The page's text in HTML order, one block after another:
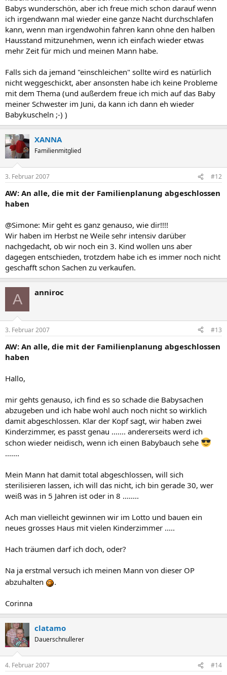
Babys wunderschön, aber ich freue mich schon darauf wenn
ich irgendwann mal wieder eine ganze Nacht durchschlafen
kann, wenn man irgendwohin fahren kann ohne den halben
Hausstand mitzunehmen, wenn ich einfach wieder etwas
mehr Zeit für mich und meinen Mann habe.
Falls sich da jemand "einschleichen" sollte wird es natürlich
nicht weggeschickt, aber ansonsten habe ich keine Probleme
mit dem Thema (und außerdem freue ich mich auf das Baby
meiner Schwester im Juni, da kann ich dann eh wieder
Babykuscheln ;-) )
XANNA
Familienmitglied
3. Februar 2007 #12
AW: An alle, die mit der Familienplanung abgeschlossen
haben
@Simone: Mir geht es ganz genauso, wie dir!!!!
Wir haben im Herbst ne Weile sehr intensiv darüber
nachgedacht, ob wir noch ein 3. Kind wollen uns aber
dagegen entschieden, trotzdem habe ich es immer noch nicht
geschafft schon Sachen zu verkaufen.
A anniroc
3. Februar 2007 #13
AW: An alle, die mit der Familienplanung abgeschlossen
haben
Hallo,
mir gehts genauso, ich find es so schade die Babysachen
abzugeben und ich habe wohl auch noch nicht so wirklich
damit abgeschlossen. Klar der Kopf sagt, wir haben zwei
Kinderzimmer, es passt genau ....... andererseits werd ich
schon wieder neidisch, wenn ich einen Babybauch sehe
.......
Mein Mann hat damit total abgeschlossen, will sich
sterilisieren lassen, ich will das nicht, ich bin gerade 30, wer
weiß was in 5 Jahren ist oder in 8 ........
Ach man vielleicht gewinnen wir im Lotto und bauen ein
neues grosses Haus mit vielen Kinderzimmer .....
Hach träumen darf ich doch, oder?
Na ja erstmal versuch ich meinen Mann von dieser OP
abzuhalten
.
Corinna
clatamo
Dauerschnullerer
4. Februar 2007 #14